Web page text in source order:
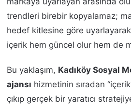
trendleri birebir kopyalamaz;
hedef kitlesine göre uyarlayarak
içerik hem güncel olur hem de
Bu yaklaşım, Kadıköy Sosyal
ajansı hizmetinin sıradan
çıkıp gerçek bir yaratıcı